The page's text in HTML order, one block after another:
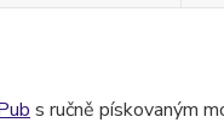
s ručně pískovaným